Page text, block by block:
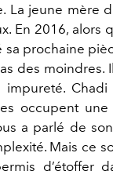
La jeune mère
En 2016, alors
sa prochaine
des
impureté.
occupent
a parlé de
Mais ce
d’étoffer